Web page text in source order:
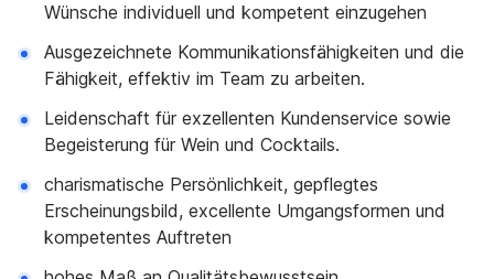
Wünsche individuell und kompetent einzugehen
Ausgezeichnete Kommunikationsfähigkeiten und die
Fähigkeit, effektiv im Team zu arbeiten.
Leidenschaft für exzellenten Kundenservice sowie
Begeisterung für Wein und Cocktails.
charismatische Persönlichkeit, gepflegtes
Erscheinungsbild, excellente Umgangsformen und
kompetentes Auftreten